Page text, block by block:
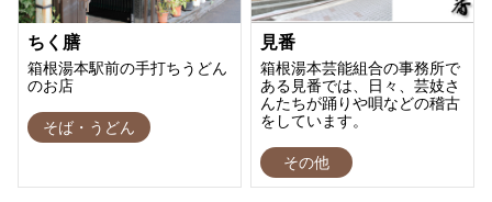
ちく膳
箱根湯本駅前の手打ちうどん
のお店
そば・うどん
見番
箱根湯本芸能組合の事務所で
ある見番では、日々、芸妓さ
んたちが踊りや唄などの稽古
をしています。
その他